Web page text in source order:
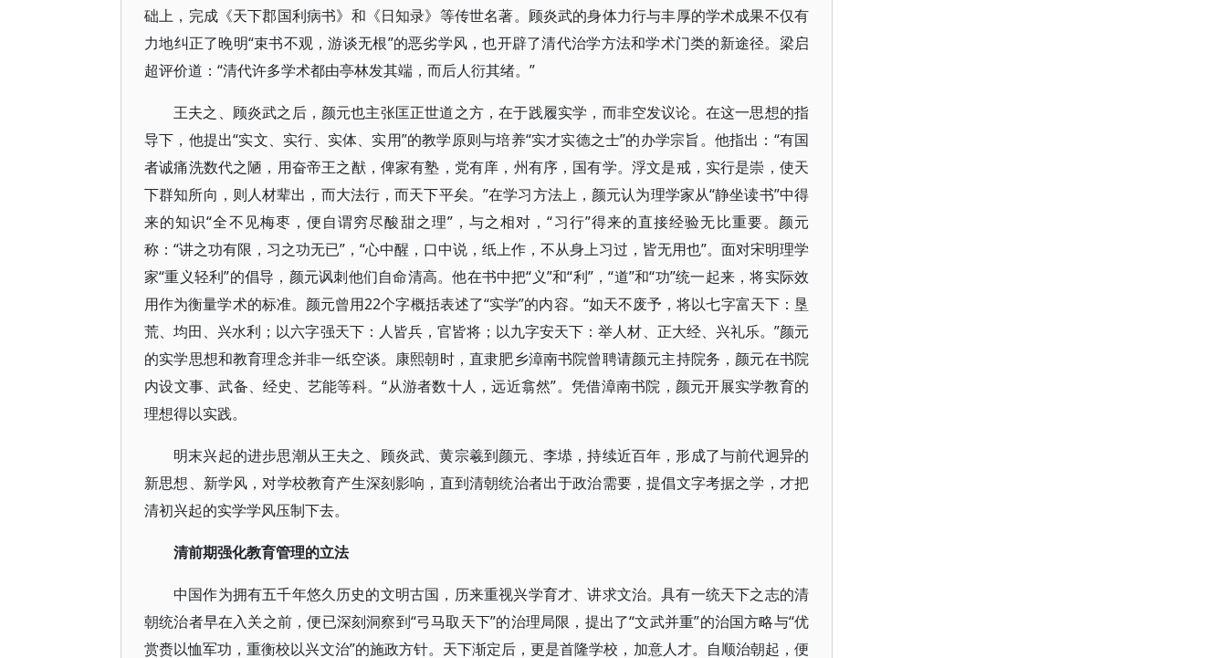
础上，完成《天下郡国利病书》和《日知录》等传世名著。顾炎武的身体力行与丰厚的学术成果不仅有
力地纠正了晚明“束书不观，游谈无根”的恶劣学风，也开辟了清代治学方法和学术门类的新途径。梁启
超评价道：“清代许多学术都由亭林发其端，而后人衍其绪。”
王夫之、顾炎武之后，颜元也主张匡正世道之方，在于践履实学，而非空发议论。在这一思想的指
导下，他提出“实文、实行、实体、实用”的教学原则与培养“实才实德之士”的办学宗旨。他指出：“有国
者诚痛洗数代之陋，用奋帝王之猷，俾家有塾，党有庠，州有序，国有学。浮文是戒，实行是崇，使天
下群知所向，则人材辈出，而大法行，而天下平矣。”在学习方法上，颜元认为理学家从“静坐读书”中得
来的知识“全不见梅枣，便自谓穷尽酸甜之理”，与之相对，“习行”得来的直接经验无比重要。颜元
称：“讲之功有限，习之功无已”，“心中醒，口中说，纸上作，不从身上习过，皆无用也”。面对宋明理学
家“重义轻利”的倡导，颜元讽刺他们自命清高。他在书中把“义”和“利”，“道”和“功”统一起来，将实际效
用作为衡量学术的标准。颜元曾用22个字概括表述了“实学”的内容。“如天不废予，将以七字富天下：垦
荒、均田、兴水利；以六字强天下：人皆兵，官皆将；以九字安天下：举人材、正大经、兴礼乐。”颜元
的实学思想和教育理念并非一纸空谈。康熙朝时，直隶肥乡漳南书院曾聘请颜元主持院务，颜元在书院
内设文事、武备、经史、艺能等科。“从游者数十人，远近翕然”。凭借漳南书院，颜元开展实学教育的
理想得以实践。
明末兴起的进步思潮从王夫之、顾炎武、黄宗羲到颜元、李塨，持续近百年，形成了与前代迥异的
新思想、新学风，对学校教育产生深刻影响，直到清朝统治者出于政治需要，提倡文字考据之学，才把
清初兴起的实学学风压制下去。
清前期强化教育管理的立法
中国作为拥有五千年悠久历史的文明古国，历来重视兴学育才、讲求文治。具有一统天下之志的清
朝统治者早在入关之前，便已深刻洞察到“弓马取天下”的治理局限，提出了“文武并重”的治国方略与“优
赏赉以恤军功，重衡校以兴文治”的施政方针。天下渐定后，更是首隆学校，加意人才。自顺治朝起，便